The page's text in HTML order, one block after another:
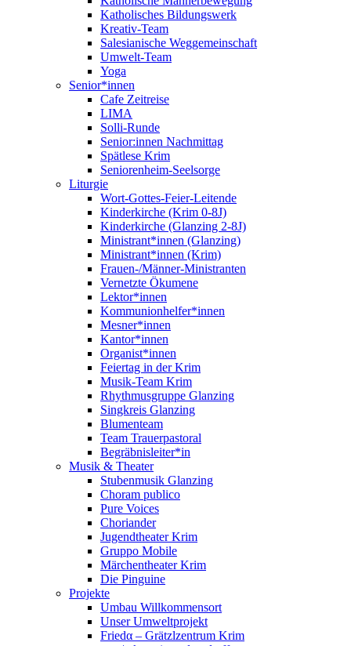
Katholisches Bildungswerk
Kreativ-Team
Salesianische Weggemeinschaft
Umwelt-Team
Yoga
Senior*innen
Cafe Zeitreise
LIMA
Solli-Runde
Senior:innen Nachmittag
Spätlese Krim
Seniorenheim-Seelsorge
Liturgie
Wort-Gottes-Feier-Leitende
Kinderkirche (Krim 0-8J)
Kinderkirche (Glanzing 2-8J)
Ministrant*innen (Glanzing)
Ministrant*innen (Krim)
Frauen-/Männer-Ministranten
Vernetzte Ökumene
Lektor*innen
Kommunionhelfer*innen
Mesner*innen
Kantor*innen
Organist*innen
Feiertag in der Krim
Musik-Team Krim
Rhythmusgruppe Glanzing
Singkreis Glanzing
Blumenteam
Team Trauerpastoral
Begräbnisleiter*in
Musik & Theater
Stubenmusik Glanzing
Choram publico
Pure Voices
Choriander
Jugendtheater Krim
Gruppo Mobile
Märchentheater Krim
Die Pinguine
Projekte
Umbau Willkommensort
Unser Umweltprojekt
Friedα – Grätzlzentrum Krim